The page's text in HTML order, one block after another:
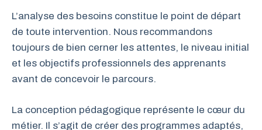
L’analyse des besoins constitue le point de départ
de toute intervention. Nous recommandons
toujours de bien cerner les attentes, le niveau initial
et les objectifs professionnels des apprenants
avant de concevoir le parcours.
La conception pédagogique représente le cœur du
métier. Il s’agit de créer des programmes adaptés,